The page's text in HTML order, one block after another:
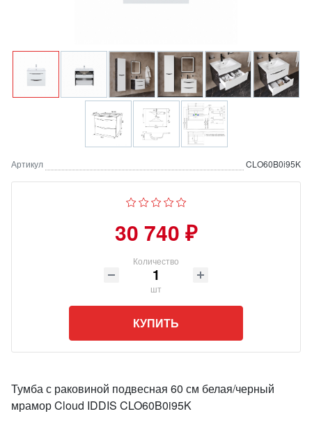
Артикул CLO60B0i95K
30 740 ₽
Количество
шт
КУПИТЬ
Тумба с раковиной подвесная 60 см белая/черный
мрамор Cloud IDDIS CLO60B0i95K